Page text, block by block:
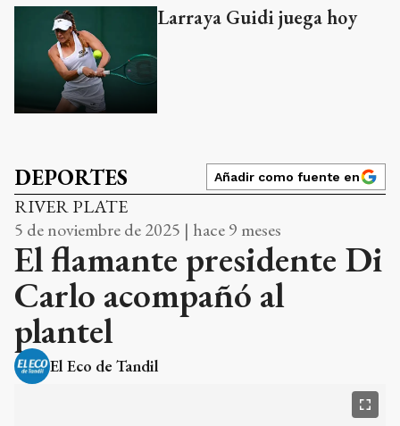
DEPORTES
RIVER PLATE
El flamante presidente Di
Carlo acompañó al
plantel
El Eco de Tandil